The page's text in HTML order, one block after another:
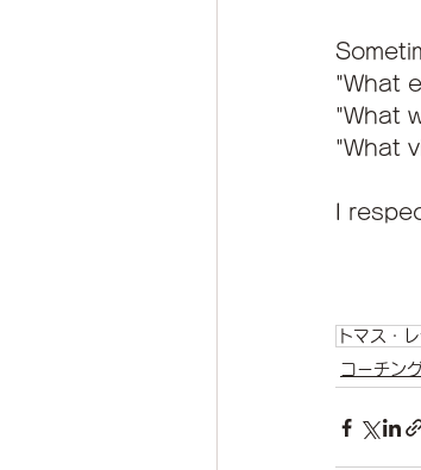
"What
"What
"What
I
トマス・
コーチン